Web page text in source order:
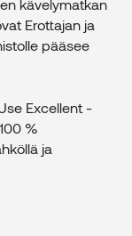
kävelymatkan
Erottajan ja
pääsee
Excellent -
%
ja